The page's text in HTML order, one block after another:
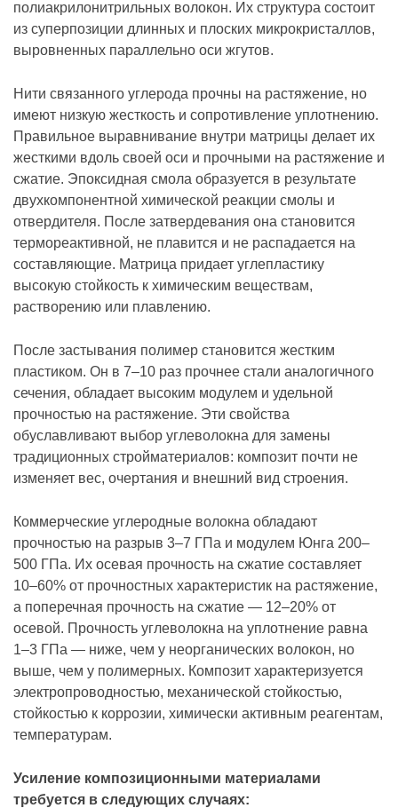
полиакрилонитрильных волокон. Их структура состоит
из суперпозиции длинных и плоских микрокристаллов,
выровненных параллельно оси жгутов.
Нити связанного углерода прочны на растяжение, но
имеют низкую жесткость и сопротивление уплотнению.
Правильное выравнивание внутри матрицы делает их
жесткими вдоль своей оси и прочными на растяжение и
сжатие. Эпоксидная смола образуется в результате
двухкомпонентной химической реакции смолы и
отвердителя. После затвердевания она становится
термореактивной, не плавится и не распадается на
составляющие. Матрица придает углепластику
высокую стойкость к химическим веществам,
растворению или плавлению.
После застывания полимер становится жестким
пластиком. Он в 7–10 раз прочнее стали аналогичного
сечения, обладает высоким модулем и удельной
прочностью на растяжение. Эти свойства
обуславливают выбор углеволокна для замены
традиционных стройматериалов: композит почти не
изменяет вес, очертания и внешний вид строения.
Коммерческие углеродные волокна обладают
прочностью на разрыв 3–7 ГПа и модулем Юнга 200–
500 ГПа. Их осевая прочность на сжатие составляет
10–60% от прочностных характеристик на растяжение,
а поперечная прочность на сжатие — 12–20% от
осевой. Прочность углеволокна на уплотнение равна
1–3 ГПа — ниже, чем у неорганических волокон, но
выше, чем у полимерных. Композит характеризуется
электропроводностью, механической стойкостью,
стойкостью к коррозии, химически активным реагентам,
температурам.
Усиление композиционными материалами
требуется в следующих случаях: